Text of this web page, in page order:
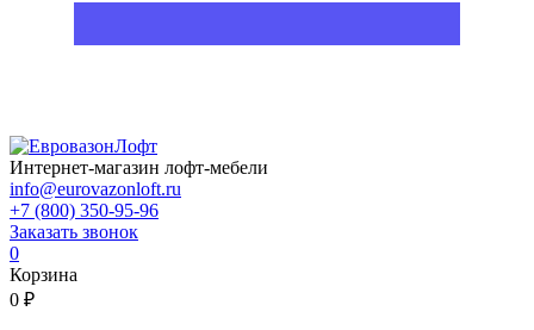
Интернет-магазин лофт-мебели
info@eurovazonloft.ru
+7 (800) 350-95-96
Заказать звонок
0
Корзина
0 ₽